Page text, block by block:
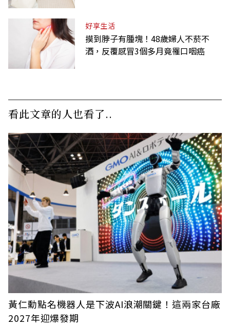
好享生活
摸到脖子有腫塊！48歲婦人不菸不
酒，反覆感冒3個多月竟罹口咽癌
看此文章的人也看了..
黃仁勳點名機器人是下波AI浪潮關鍵！這兩家台廠
2027年迎爆發期